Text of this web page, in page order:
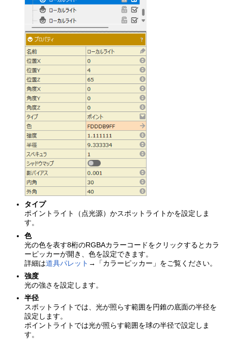
タイプ
ポイントライト（点光源）かスポットライトかを設定しま
す。
色
光の色を表す8桁のRGBAカラーコードをクリックするとカラ
ーピッカーが開き、色を設定できます。
詳細は道具パレット →「カラーピッカー」をご覧ください。
強度
光の強さを設定します。
半径
スポットライトでは、光が照らす範囲を円錐の底面の半径を
設定します。
ポイントライトでは光が照らす範囲を球の半径で設定しま
す。